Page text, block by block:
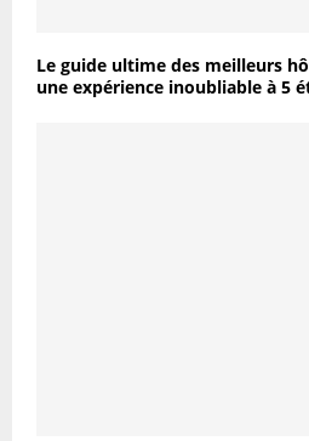
Le guide ultime des meilleurs
une expérience inoubliable à 5